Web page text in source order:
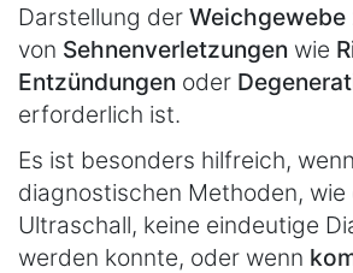
Darstellung der Weichgewebe
von Sehnenverletzungen wie
Entzündungen oder
erforderlich ist.
Es ist besonders hilfreich,
diagnostischen Methoden, wie
Ultraschall, keine eindeutige
werden konnte, oder wenn